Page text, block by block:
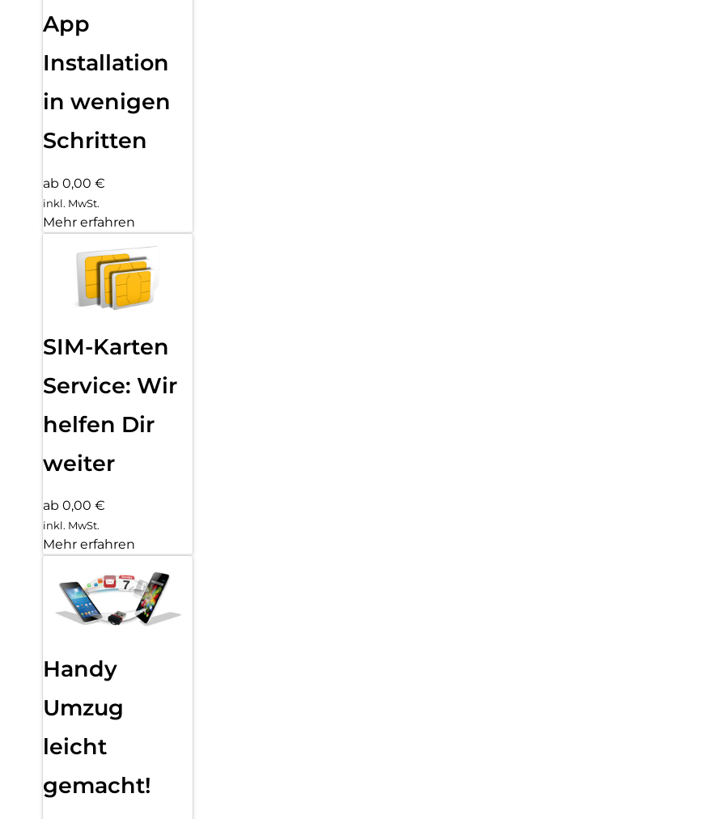
App
Installation
in wenigen
Schritten
ab 0,00 €
inkl. MwSt.
Mehr erfahren
SIM-Karten
Service: Wir
helfen Dir
weiter
ab 0,00 €
inkl. MwSt.
Mehr erfahren
Handy
Umzug
leicht
gemacht!